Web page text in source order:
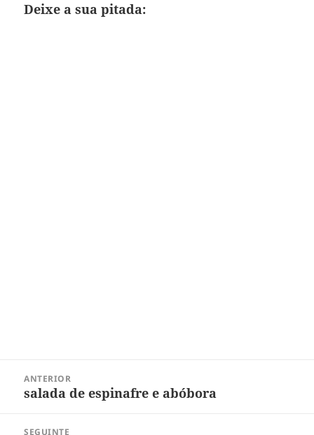
Deixe a sua pitada:
ANTERIOR
Post
salada de espinafre e abóbora
SEGUINTE